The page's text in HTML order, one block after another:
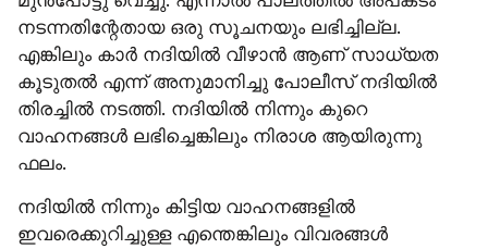
നടന്നതിന്റേതായ ഒരു സൂചനയും ലഭിച്ചില്ല.
എങ്കിലും കാർ നദിയിൽ വീഴാൻ ആണ് സാധ്യത
കൂടുതൽ എന്ന് അനുമാനിച്ചു പോലീസ് നദിയിൽ
തിരച്ചിൽ നടത്തി. നദിയിൽ നിന്നും കുറെ
വാഹനങ്ങൾ ലഭിച്ചെങ്കിലും നിരാശ ആയിരുന്നു
ഫലം.
നദിയിൽ നിന്നും കിട്ടിയ വാഹനങ്ങളിൽ
ഇവരെക്കുറിച്ചുള്ള എന്തെങ്കിലും വിവരങ്ങൾ